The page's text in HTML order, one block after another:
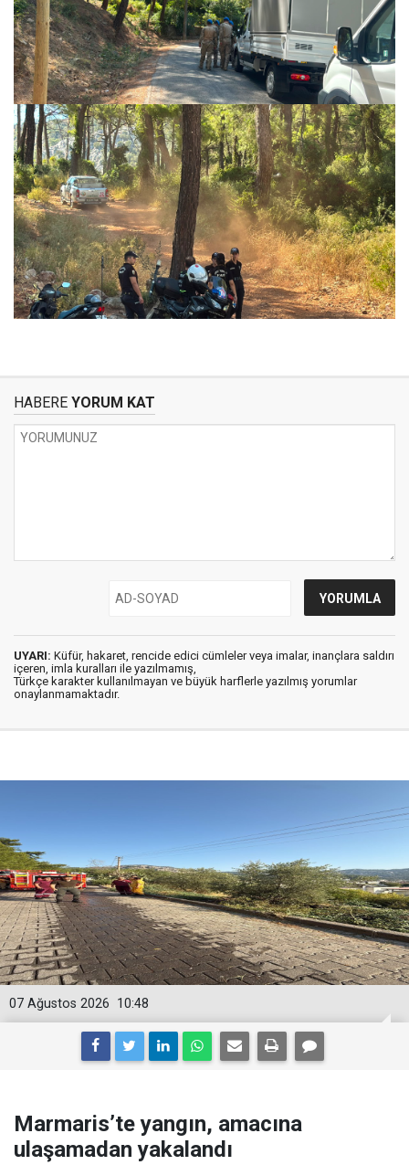
HABERE YORUM KAT
UYARI: Küfür, hakaret, rencide edici cümleler veya imalar, inançlara saldırı
içeren, imla kuralları ile yazılmamış,
Türkçe karakter kullanılmayan ve büyük harflerle yazılmış yorumlar
onaylanmamaktadır.
10:48
07 Ağustos 2026
Marmaris’te yangın, amacına
ulaşamadan yakalandı